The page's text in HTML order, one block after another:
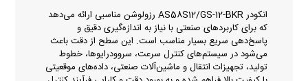
انکودر AS58S12/GS-12-BKR رزولوشن مناسبی ارائه می‌دهد
که برای کاربردهای صنعتی با نیاز به اندازه‌گیری دقیق و
پاسخ‌دهی سریع بسیار مناسب است. این سطح از دقت باعث
می‌شود در سیستم‌های کنترل سرعت، سروودرایوها، خطوط
تولید، تجهیزات انتقال و ماشین‌آلات صنعتی، داده‌های موقعیتی